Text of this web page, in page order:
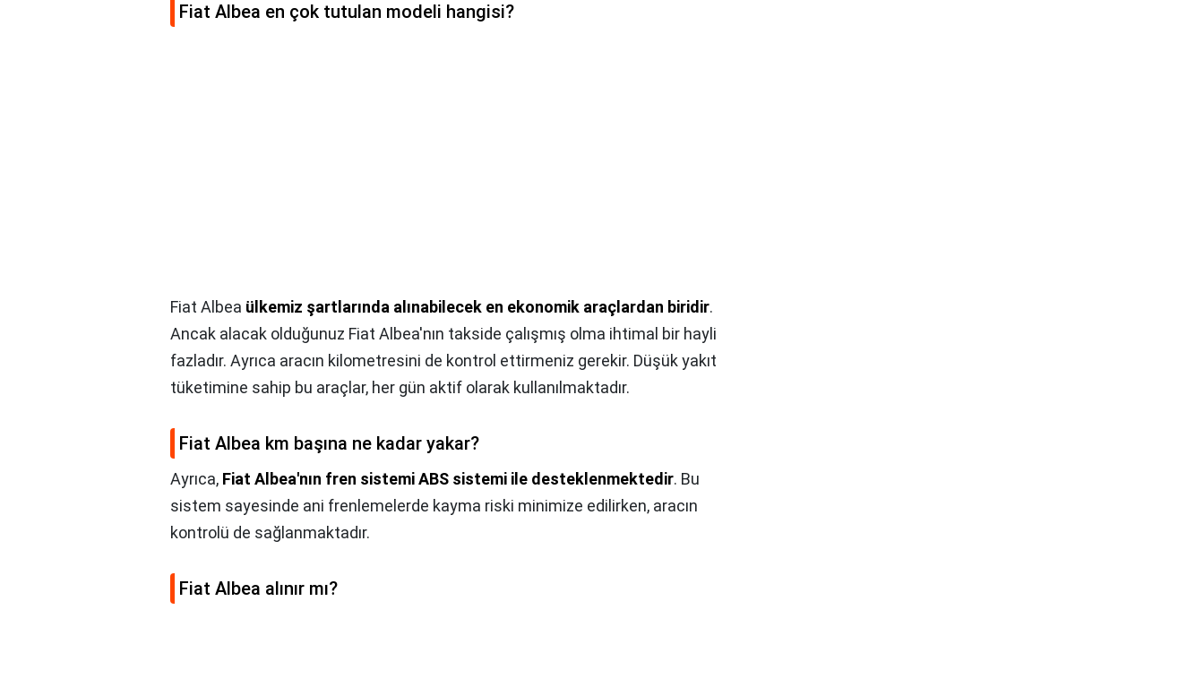
Fiat Albea en çok tutulan modeli hangisi?
Fiat Albea ülkemiz şartlarında alınabilecek en ekonomik araçlardan biridir.
Ancak alacak olduğunuz Fiat Albea'nın takside çalışmış olma ihtimal bir hayli
fazladır. Ayrıca aracın kilometresini de kontrol ettirmeniz gerekir. Düşük yakıt
tüketimine sahip bu araçlar, her gün aktif olarak kullanılmaktadır.
Fiat Albea km başına ne kadar yakar?
Ayrıca, Fiat Albea'nın fren sistemi ABS sistemi ile desteklenmektedir. Bu
sistem sayesinde ani frenlemelerde kayma riski minimize edilirken, aracın
kontrolü de sağlanmaktadır.
Fiat Albea alınır mı?